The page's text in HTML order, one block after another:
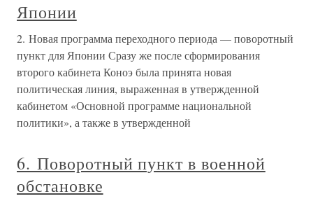
Японии
2. Новая программа переходного периода — поворотный
пункт для Японии Сразу же после сформирования
второго кабинета Коноэ была принята новая
политическая линия, выраженная в утвержденной
кабинетом «Основной программе национальной
политики», а также в утвержденной
6. Поворотный пункт в военной
обстановке